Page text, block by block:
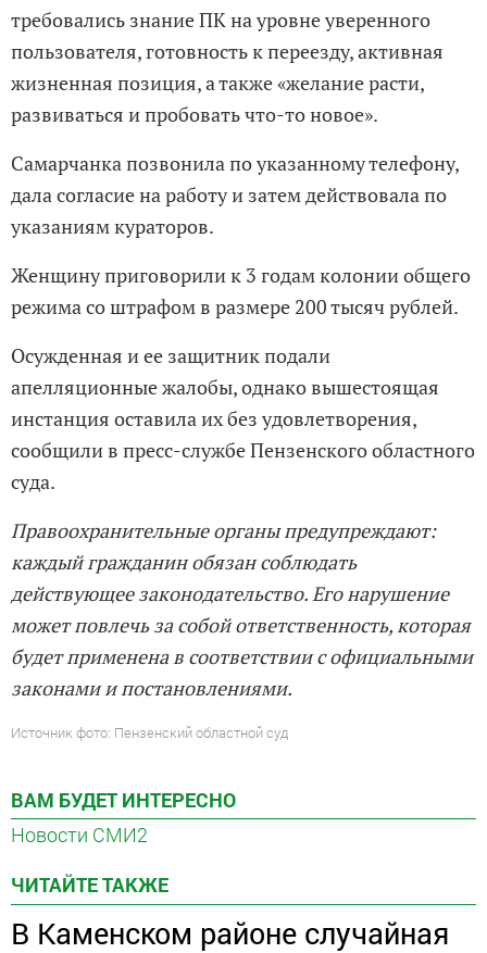
требовались знание ПК на уровне уверенного
пользователя, готовность к переезду, активная
жизненная позиция, а также «желание расти,
развиваться и пробовать что-то новое».
Самарчанка позвонила по указанному телефону,
дала согласие на работу и затем действовала по
указаниям кураторов.
Женщину приговорили к 3 годам колонии общего
режима со штрафом в размере 200 тысяч рублей.
Осужденная и ее защитник подали
апелляционные жалобы, однако вышестоящая
инстанция оставила их без удовлетворения,
сообщили в пресс-службе Пензенского областного
суда.
Правоохранительные органы предупреждают:
каждый гражданин обязан соблюдать
действующее законодательство. Его нарушение
может повлечь за собой ответственность, которая
будет применена в соответствии с официальными
законами и постановлениями.
Источник фото: Пензенский областной суд
ВАМ БУДЕТ ИНТЕРЕСНО
Новости СМИ2
ЧИТАЙТЕ ТАКЖЕ
В Каменском районе случайная